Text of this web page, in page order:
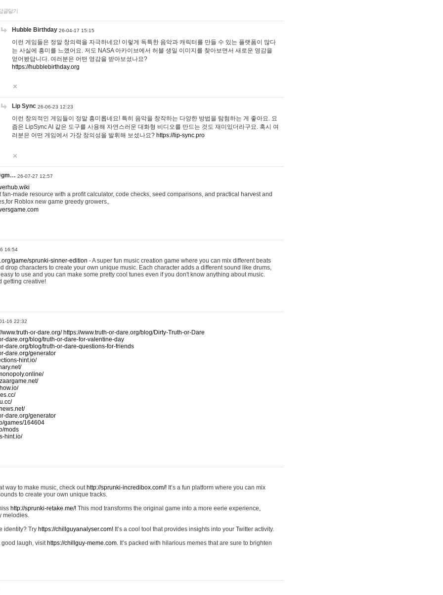
글달기
Hubble Birthday 26-04-17 15:15
이런 게임들은 정말 창의력을 자극하네요! 이렇게 독특한 음악과 캐릭터를 만들 수 있는 플랫폼이 많다
는 사실에 흥미를 느꼈어요. 저도 NASA 아카이브에서 허블 생일 이미지를 찾아보면서 새로운 영감을
얻어봤답니다. 여러분은 어떤 영감을 받아보셨나요?
https://hubblebirthday.org
Lip Sync 26-06-23 12:23
이런 창의적인 게임들이 정말 흥미롭네요! 특히 음악을 창작하는 다양한 방법을 탐험하는 게 좋아요. 요
즘은 LipSync AI 같은 도구를 사용해 자연스러운 대화형 비디오를 만드는 것도 재미있더라구요. 혹시 여
러분은 어떤 게임에서 가장 창의성을 발휘해 보셨나요? https://lip-sync.pro
26-07-27 12:57
made resource with a profit calculator, code checks, seed comparisons, and practical harvest and
Roblox new game greedy growers。
16:54
game/sprunki-sinner-edition - A super fun music creation game where you can mix different beats
drop characters to create your own unique music. Each character adds a different sound like drums,
to use and you can make some pretty cool tunes even if you don't know anything about music.
getting creative!
16 22:32
www.truth-or-dare.org/ https://www.truth-or-dare.org/blog/Dirty-Truth-or-Dare
dare.org/blog/truth-or-dare-for-valentine-day
dare.org/blog/truth-or-dare-questions-for-friends
dare.org/generator
hint.io/
dare.org/generator
games/164604
mods
hint.io/
way to make music, check out http://sprunki-incredibox.com/! It’s a fun platform where you can mix
to create your own unique tracks.
http://sprunki-retake.me/! This mod transforms the original game into a more eerie experience,
melodies.
identity? Try https://chillguyanalyser.com! It’s a cool tool that provides insights into your Twitter activity.
good laugh, visit https://chillguy-meme.com. It’s packed with hilarious memes that are sure to brighten